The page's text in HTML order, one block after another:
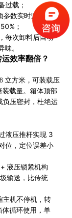
过载；
参数实时监控，
；
每次卸料后自动
。
效率翻倍？
立方米，可装载压
装载量。箱体顶部
负压密封，杜绝运
液压推杆实现 3
位，定位误差小
液压锁紧机构
输送，比传统
主机不停机，转
体循环使用，单